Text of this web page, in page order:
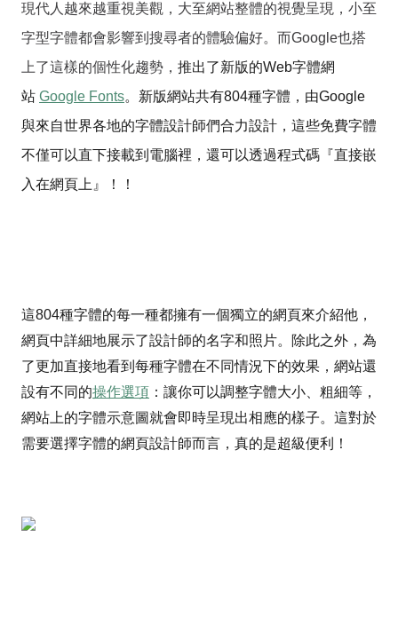
現代人越來越重視美觀，大至網站整體的視覺呈現，小至
字型字體都會影響到搜尋者的體驗偏好。而Google也搭
上了這樣的個性化趨勢， 推出了新版的Web字體網
站 Google Fonts。新版網站共有804種字體，由Google
與來自世界各地的字體設計師們合力設計，這些免費字體
不僅可以直下接載到電腦裡，還可以透過程式碼『直接嵌
入在網頁上』！！
這804種字體的每一種都擁有一個獨立的網頁來介紹他，
網頁中詳細地展示了設計師的名字和照片。除此之外，為
了更加直接地看到每種字體在不同情況下的效果，網站還
設有不同的操作選項 ：讓你可以調整字體大小、粗細等，
網站上的字體示意圖就會即時呈現出相應的樣子。這對於
需要選擇字體的網頁設計師而言，真的是超級便利！